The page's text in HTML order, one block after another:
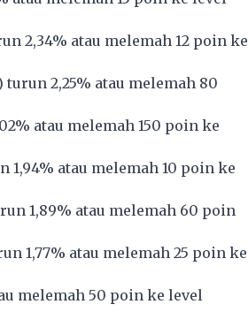
2,34% atau melemah 12 poin ke
turun 2,25% atau melemah 80
atau melemah 150 poin ke
1,94% atau melemah 10 poin ke
1,89% atau melemah 60 poin
1,77% atau melemah 25 poin ke
melemah 50 poin ke level